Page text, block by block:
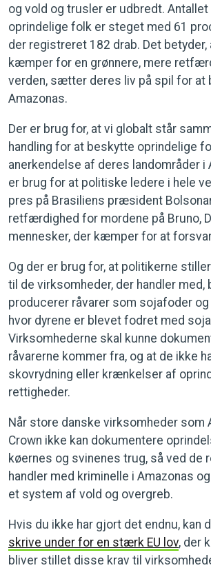
og vold og trusler er udbredt.
oprindelige folk er steget med 61
der registreret 182 drab. Det betyder,
kæmper for en grønnere, mere
verden, sætter deres liv på spil for at
Amazonas.
Der er brug for, at vi globalt står
handling for at beskytte oprindelige
anerkendelse af deres landområder i
er brug for at politiske ledere i hele
pres på Brasiliens præsident
retfærdighed for mordene på Bruno,
mennesker, der kæmper for at
Og der er brug for, at politikerne
til de virksomheder, der handler med,
producerer råvarer som sojafoder
hvor dyrene er blevet fodret med
Virksomhederne skal kunne
råvarerne kommer fra, og at de ikke
skovrydning eller krænkelser af
rettigheder.
Når store danske virksomheder som
Crown ikke kan dokumentere
køernes og svinenes trug, så ved de
handler med kriminelle i Amazonas
et system af vold og overgreb.
Hvis du ikke har gjort det endnu, kan
skrive under for en stærk EU lov, der
bliver stillet disse krav til